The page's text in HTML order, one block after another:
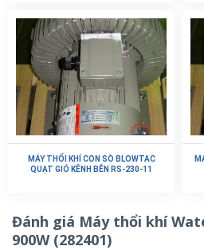
MÁY THỔI KHÍ CON SÒ BLOWTAC
QUẠT GIÓ KÊNH BÊN RS-230-11
Đánh giá Máy thổi khí
900W (282401)